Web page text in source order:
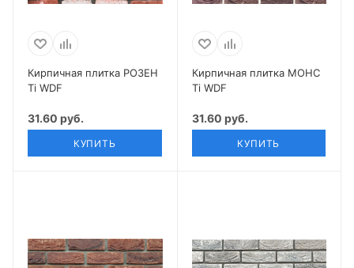
Кирпичная плитка РОЗЕН
Ti WDF
31.60 руб.
КУПИТЬ
Кирпичная плитка МОНС
Ti WDF
31.60 руб.
КУПИТЬ